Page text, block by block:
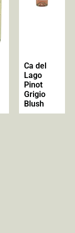
Ca del
Lago
Pinot
Grigio
Blush